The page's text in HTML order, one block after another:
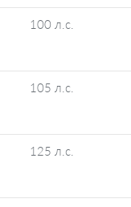
100 л.с.
105 л.с.
125 л.с.